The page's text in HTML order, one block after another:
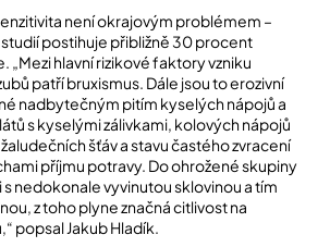
není okrajovým problémem –
postihuje přibližně 30 procent
„Mezi hlavní rizikové faktory vzniku
patří bruxismus. Dále jsou to erozivní
nadbytečným pitím kyselých nápojů a
s kyselými zálivkami, kolových nápojů
šťáv a stavu častého zvracení
příjmu potravy. Do ohrožené skupiny
nedokonale vyvinutou sklovinou a tím
z toho plyne značná citlivost na
popsal Jakub Hladík.